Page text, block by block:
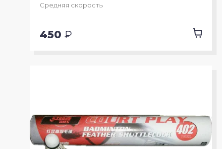
Средняя скорость
450 ₽